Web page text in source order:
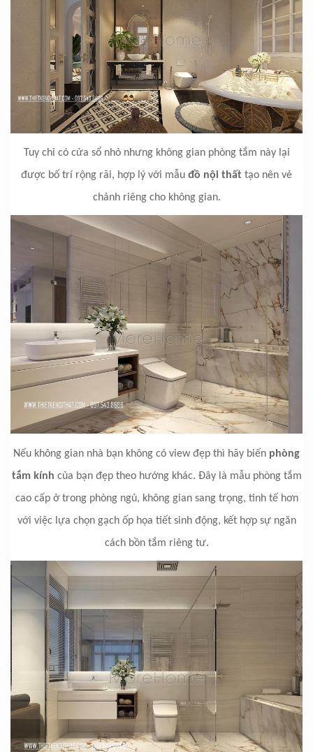
Tuy chỉ có cửa sổ nhỏ nhưng không gian phòng tắm này lại
được bố trí rộng rãi, hợp lý với mẫu đồ nội thất tạo nên vẻ
chảnh riêng cho không gian.
Nếu không gian nhà bạn không có view đẹp thì hãy biến phòng
tắm kính của bạn đẹp theo hướng khác. Đây là mẫu phòng tắm
cao cấp ở trong phòng ngủ, không gian sang trọng, tinh tế hơn
với việc lựa chọn gạch ốp họa tiết sinh động, kết hợp sự ngăn
cách bồn tắm riêng tư.